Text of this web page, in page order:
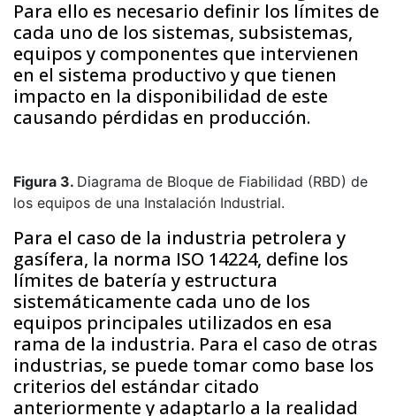
Para ello es necesario definir los límites de
cada uno de los sistemas, subsistemas,
equipos y componentes que intervienen
en el sistema productivo y que tienen
impacto en la disponibilidad de este
causando pérdidas en producción.
Figura 3. Diagrama de Bloque de Fiabilidad (RBD) de
los equipos de una Instalación Industrial.
Para el caso de la industria petrolera y
gasífera, la norma ISO 14224, define los
límites de batería y estructura
sistemáticamente cada uno de los
equipos principales utilizados en esa
rama de la industria. Para el caso de otras
industrias, se puede tomar como base los
criterios del estándar citado
anteriormente y adaptarlo a la realidad